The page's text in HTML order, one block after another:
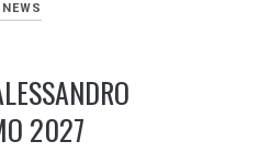
2027